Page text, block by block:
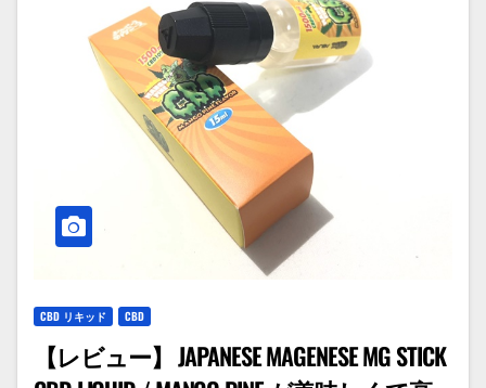
CBD リキッド CBD
【レビュー】 JAPANESE MAGENESE MG STICK